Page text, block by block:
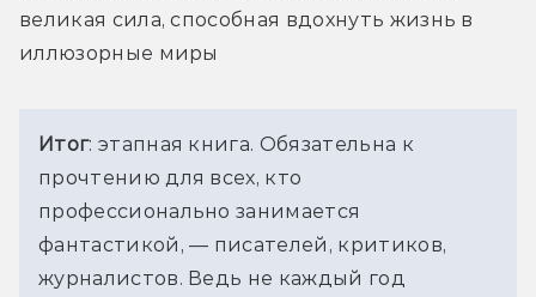
великая сила, способная вдохнуть жизнь в
иллюзорные миры
Итог: этапная книга. Обязательна к
прочтению для всех, кто
профессионально занимается
фантастикой, — писателей, критиков,
журналистов. Ведь не каждый год